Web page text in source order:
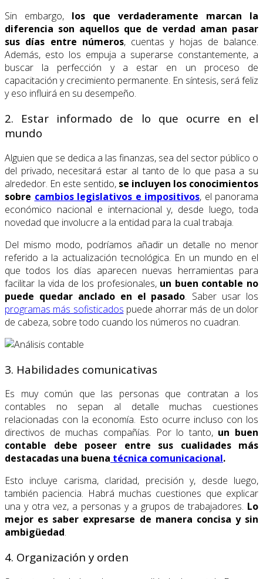
Sin embargo, los que verdaderamente marcan la
diferencia son aquellos que de verdad aman pasar
sus días entre números, cuentas y hojas de balance.
Además, esto los empuja a superarse constantemente, a
buscar la perfección y a estar en un proceso de
capacitación y crecimiento permanente. En síntesis, será feliz
y eso influirá en su desempeño.
2. Estar informado de lo que ocurre en el
mundo
Alguien que se dedica a las finanzas, sea del sector público o
del privado, necesitará estar al tanto de lo que pasa a su
alrededor. En este sentido, se incluyen los conocimientos
sobre cambios legislativos e impositivos, el panorama
económico nacional e internacional y, desde luego, toda
novedad que involucre a la entidad para la cual trabaja.
Del mismo modo, podríamos añadir un detalle no menor
referido a la actualización tecnológica. En un mundo en el
que todos los días aparecen nuevas herramientas para
facilitar la vida de los profesionales, un buen contable no
puede quedar anclado en el pasado. Saber usar los
programas más sofisticados puede ahorrar más de un dolor
de cabeza, sobre todo cuando los números no cuadran.
3. Habilidades comunicativas
Es muy común que las personas que contratan a los
contables no sepan al detalle muchas cuestiones
relacionadas con la economía. Esto ocurre incluso con los
directivos de muchas compañías. Por lo tanto, un buen
contable debe poseer entre sus cualidades más
destacadas una buena técnica comunicacional.
Esto incluye carisma, claridad, precisión y, desde luego,
también paciencia. Habrá muchas cuestiones que explicar
una y otra vez, a personas y a grupos de trabajadores. Lo
mejor es saber expresarse de manera concisa y sin
ambigüedad.
4. Organización y orden